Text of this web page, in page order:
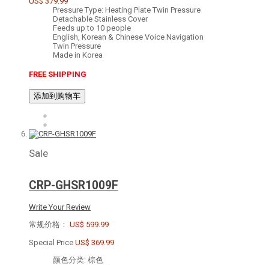
Pressure Type: Heating Plate Twin Pressure
Detachable Stainless Cover
Feeds up to 10 people
English, Korean & Chinese Voice Navigation
Twin Pressure
Made in Korea
FREE SHIPPING
添加到购物车
Sale
CRP-GHSR1009F
Write Your Review
常规价格： US$ 599.99
Special Price US$ 369.99
颜色分类: 棕色